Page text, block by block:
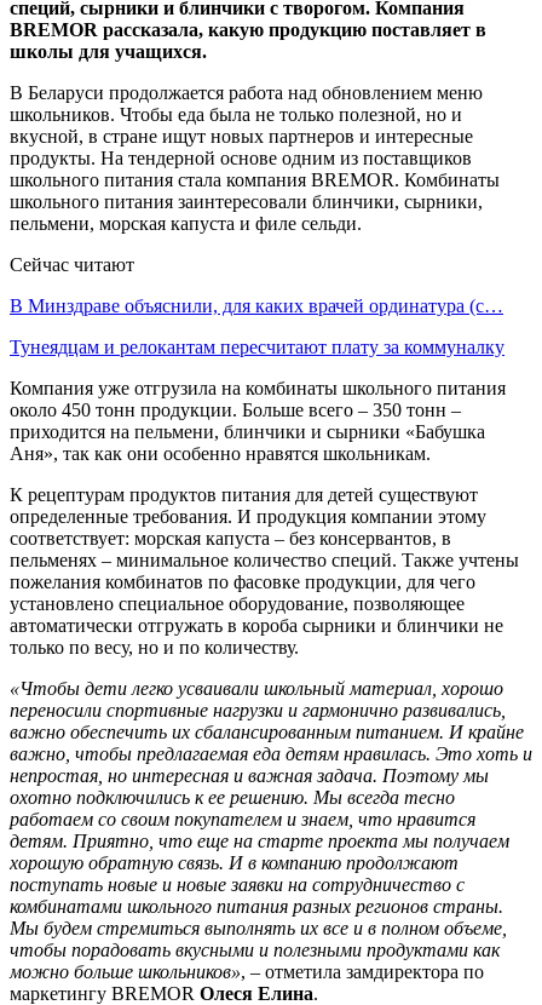
специй, сырники и блинчики с творогом. Компания
BREMOR рассказала, какую продукцию поставляет в
школы для учащихся.
В Беларуси продолжается работа над обновлением меню
школьников. Чтобы еда была не только полезной, но и
вкусной, в стране ищут новых партнеров и интересные
продукты. На тендерной основе одним из поставщиков
школьного питания стала компания BREMOR. Комбинаты
школьного питания заинтересовали блинчики, сырники,
пельмени, морская капуста и филе сельди.
Сейчас читают
В Минздраве объяснили, для каких врачей ординатура (с…
Тунеядцам и релокантам пересчитают плату за коммуналку
Компания уже отгрузила на комбинаты школьного питания
около 450 тонн продукции. Больше всего – 350 тонн –
приходится на пельмени, блинчики и сырники «Бабушка
Аня», так как они особенно нравятся школьникам.
К рецептурам продуктов питания для детей существуют
определенные требования. И продукция компании этому
соответствует: морская капуста – без консервантов, в
пельменях – минимальное количество специй. Также учтены
пожелания комбинатов по фасовке продукции, для чего
установлено специальное оборудование, позволяющее
автоматически отгружать в короба сырники и блинчики не
только по весу, но и по количеству.
«Чтобы дети легко усваивали школьный материал, хорошо
переносили спортивные нагрузки и гармонично развивались,
важно обеспечить их сбалансированным питанием. И крайне
важно, чтобы предлагаемая еда детям нравилась. Это хоть и
непростая, но интересная и важная задача. Поэтому мы
охотно подключились к ее решению. Мы всегда тесно
работаем со своим покупателем и знаем, что нравится
детям. Приятно, что еще на старте проекта мы получаем
хорошую обратную связь. И в компанию продолжают
поступать новые и новые заявки на сотрудничество с
комбинатами школьного питания разных регионов страны.
Мы будем стремиться выполнять их все и в полном объеме,
чтобы порадовать вкусными и полезными продуктами как
можно больше школьников», – отметила замдиректора по
маркетингу BREMOR Олеся Елина.